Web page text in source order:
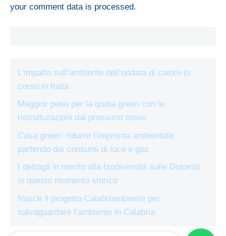
your comment data is processed.
L’impatto sull’ambiente dell’ondata di calore in
corso in Italia
Maggior peso per la quota green con le
ristrutturazioni dal prossimo mese
Casa green: ridurre l’impronta ambientale
partendo dai consumi di luce e gas
I dettagli in merito alla biodiversità sulle Dolomiti
in questo momento storico
Nasce il progetto Calabriambiente per
salvaguardare l’ambiente in Calabria